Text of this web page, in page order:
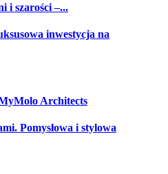
i szarości –...
inwestycja na
Architects
Pomysłowa i stylowa